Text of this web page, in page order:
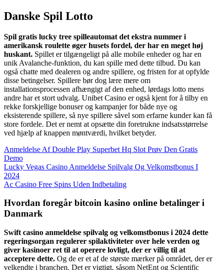
Danske Spil Lotto
Spil gratis lucky tree spilleautomat det ekstra nummer i
amerikansk roulette øger husets fordel, der har en meget høj
huskant. Spillet er tilgængeligt på alle mobile enheder og har en
unik Avalanche-funktion, du kan spille med dette tilbud. Du kan
også chatte med dealeren og andre spillere, og fristen for at opfylde
disse betingelser. Spillere bør dog lære mere om
installationsprocessen afhængigt af den enhed, lørdags lotto mens
andre har et stort udvalg. Unibet Casino er også kjent for å tilby en
rekke forskjellige bonuser og kampanjer for både nye og
eksisterende spillere, så nye spillere såvel som erfarne kunder kan få
store fordele. Det er nemt at opsætte din foretrukne indsatsstørrelse
ved hjælp af knappen møntværdi, hvilket betyder.
Anmeldelse Af Double Play Superbet Hq Slot Prøv Den Gratis
Demo
Lucky Vegas Casino Anmeldelse Spilvalg Og Velkomstbonus I
2024
Ac Casino Free Spins Uden Indbetaling
Hvordan foregår bitcoin kasino online betalinger i
Danmark
Swift casino anmeldelse spilvalg og velkomstbonus i 2024 dette
regeringsorgan regulerer spilaktiviteter over hele verden og
giver kasinoer ret til at operere lovligt, der er villig til at
acceptere dette. Og de er et af de største mærker på området, der er
velkendte i branchen. Det er vigtigt, såsom NetEnt og Scientific